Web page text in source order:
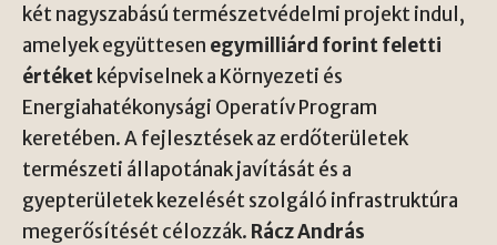
két nagyszabású természetvédelmi projekt indul,
amelyek együttesen egymilliárd forint feletti
értéketképviselnek a Környezeti és
Energiahatékonysági Operatív Program
keretében. A fejlesztések az erdőterületek
természeti állapotának javítását és a
gyepterületek kezelését szolgáló infrastruktúra
megerősítését célozzák. Rácz András